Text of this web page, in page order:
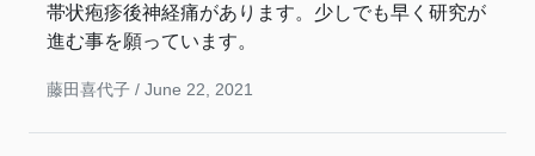
帯状疱疹後神経痛があります。少しでも早く研究が
進む事を願っています。
藤田喜代子 / June 22, 2021